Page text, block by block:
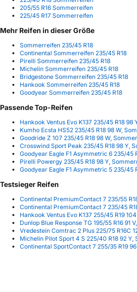
205/55 R16 Sommerreifen
225/45 R17 Sommerreifen
Mehr Reifen in dieser Größe
Sommerreifen 235/45 R18
Continental Sommerreifen 235/45 R18
Pirelli Sommerreifen 235/45 R18
Michelin Sommerreifen 235/45 R18
Bridgestone Sommerreifen 235/45 R18
Hankook Sommerreifen 235/45 R18
Goodyear Sommerreifen 235/45 R18
Passende Top-Reifen
Hankook Ventus Evo K137 235/45 R18 98
Kumho Ecsta HS52 235/45 R18 98 W,
Goodride Z 107 235/45 R18 98 W,
Crosswind Sport Peak 235/45 R18 98 Y,
Goodyear Eagle F1 Asymmetric 6 235/45
Pirelli Powergy 235/45 R18 98 Y,
Goodyear Eagle F1 Asymmetric 5 235/45
Testsieger Reifen
Continental PremiumContact 7 235/55
Continental PremiumContact 7 235/45
Hankook Ventus Evo K137 255/45 R19
Dunlop Blue Response TG 195/55 R16 91
Vredestein Comtrac 2 Plus 225/75 R16C
Michelin Pilot Sport 4 S 225/40 R18 92 Y,
Continental SportContact 7 255/35 R19